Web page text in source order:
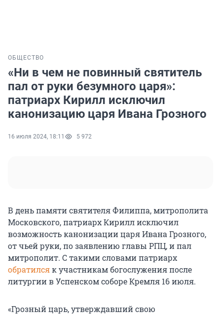
ОБЩЕСТВО
«Ни в чем не повинный святитель
пал от руки безумного царя»:
патриарх Кирилл исключил
канонизацию царя Ивана Грозного
16 июля 2024, 18:11 5 972
В день памяти святителя Филиппа, митрополита
Московского, патриарх Кирилл исключил
возможность канонизации царя Ивана Грозного,
от чьей руки, по заявлению главы РПЦ, и пал
митрополит. С такими словами патриарх
обратилсяк участникам богослужения после
литургии в Успенском соборе Кремля 16 июля.
«Грозный царь, утверждавший свою